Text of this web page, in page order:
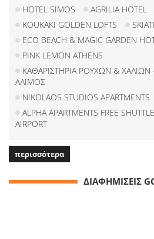
HOTEL SIMOS
AGRILIA HOTEL
KOUKAKI GOLDEN LOFTS
ECO BEACH & MAGIC GARDEN
PINK LEMON ATHENS
ΚΑΘΑΡΙΣΤΗΡΙΑ ΡΟΥΧΩΝ & ΧΑΛΙΩΝ -
ΑΛΙΜΟΣ
NIKOLAOS STUDIOS APARTMENTS
ALPHA APARTMENTS FREE
AIRPORT
περισσότερα
ΔΙΑΦΗΜΙΣΕΙΣ